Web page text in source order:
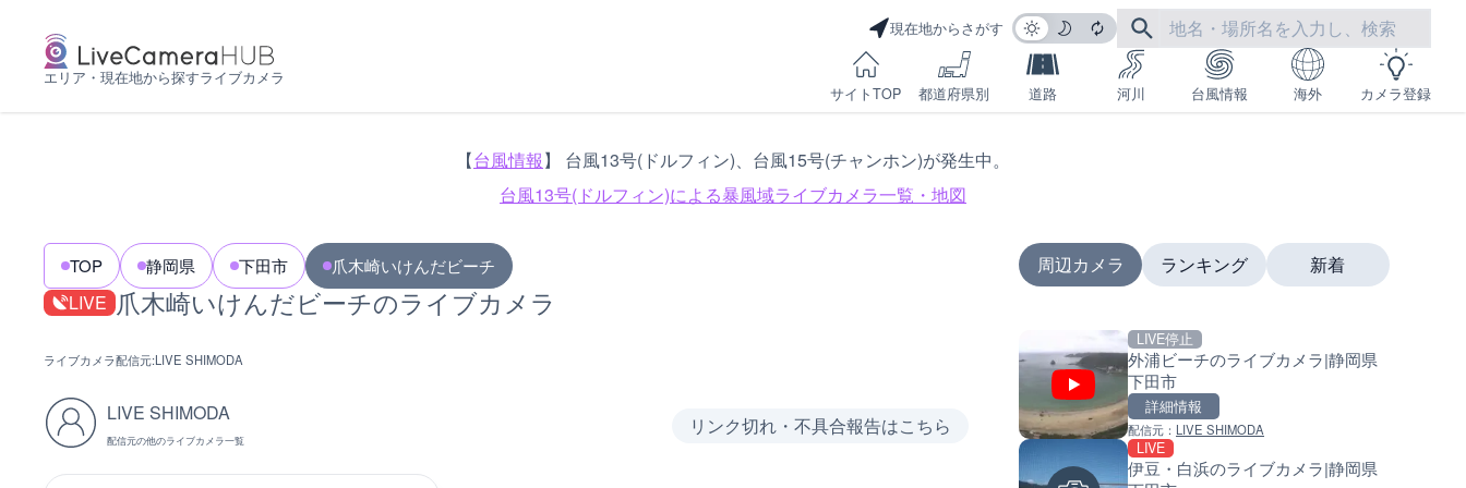
エリア・現在地から探すライブカメラ
現在地からさがす
サイトTOP 都道府県別 道路 河川 台風情報 海外 カメラ登録
【台風情報】 台風13号(ドルフィン)、台風15号(チャンホン)が発生中。
台風13号(ドルフィン)による暴風域ライブカメラ一覧・地図
TOP 静岡県 下田市 爪木崎いけんだビーチ
LIVE 爪木崎いけんだビーチのライブカメラ
ライブカメラ配信元:LIVE SHIMODA
LIVE SHIMODA
配信元の他のライブカメラ一覧
リンク切れ・不具合報告はこちら
周辺カメラ
LIVE停止
外浦ビーチのライブカメラ|静岡県
下田市
詳細情報
配信元： LIVE SHIMODA
LIVE
伊豆・白浜のライブカメラ|静岡県
ランキング
沖永良部島海岸のライブカメ
配信元：
徳之島町亀津のライブカメラ|
新着
南出川水門付近のライブカメ
配信元：
比井川水門付近から比井崎海